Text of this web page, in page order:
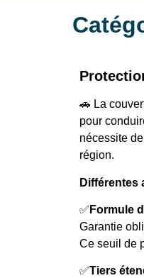
🚗 La
pour
nécessite
région.
Différentes
✅ Formule
Garantie
Ce seuil de
✅Tiers